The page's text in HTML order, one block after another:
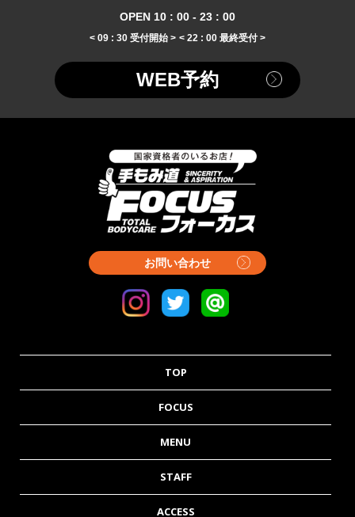
OPEN 10 : 00 - 23 : 00
< 09 : 30 受付開始 > < 22 : 00 最終受付 >
WEB予約
お問い合わせ
TOP
FOCUS
MENU
STAFF
ACCESS